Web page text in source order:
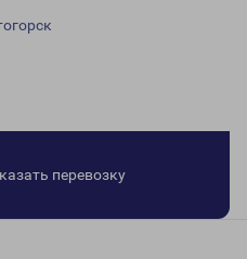
перевозку